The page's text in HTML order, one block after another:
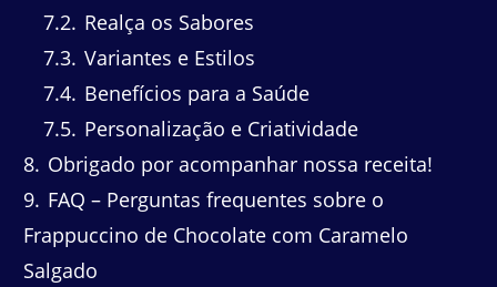
7.2 Realça os Sabores
7.3 Variantes e Estilos
7.4 Benefícios para a Saúde
7.5 Personalização e Criatividade
8 Obrigado por acompanhar nossa receita!
9 FAQ – Perguntas frequentes sobre o
Frappuccino de Chocolate com Caramelo
Salgado